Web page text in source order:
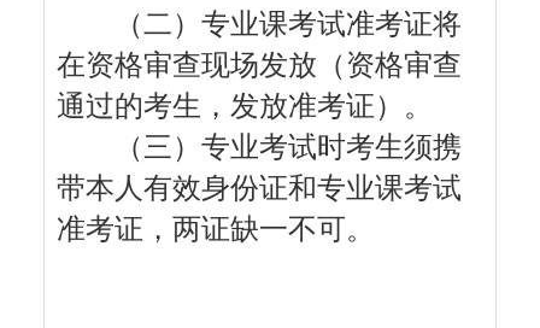
（二） 专业课考试准考证将
在资格审查现场发放（资格审查
通过的考生，发放准考证）。
（三） 专业考试时考生须携
带本人有效身份证和专业课考试
准考证，两证缺一不可。